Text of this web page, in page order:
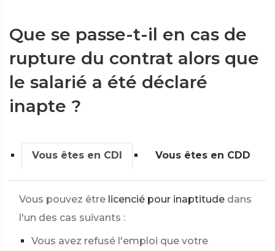
Que se passe-t-il en cas de
rupture du contrat alors que
le salarié a été déclaré
inapte ?
Vous êtes en CDI Vous êtes en CDD
Vous pouvez être licencié pour inaptitude dans
l'un des cas suivants :
Vous avez refusé l'emploi que votre